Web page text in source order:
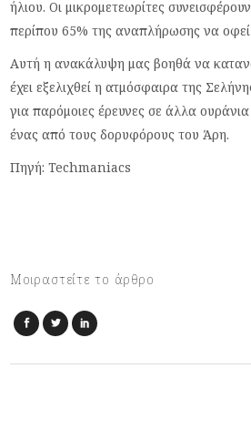
ήλιου. Οι μικρομετεωρίτες
περίπου 65% της αναπλήρωσης να
Αυτή η ανακάλυψη μας βοηθά να
έχει εξελιχθεί η ατμόσφαιρα της
για παρόμοιες έρευνες σε άλλα
ένας από τους δορυφόρους του Άρη.
Πηγή: Techmaniacs
Μοιραστείτε το άρθρο